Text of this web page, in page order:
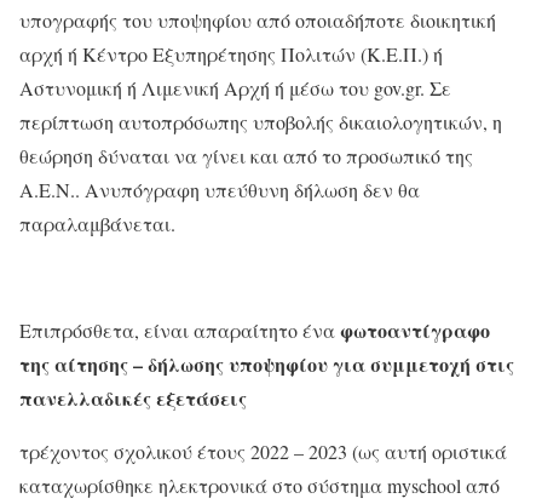
υπογραφής του υποψηφίου από οποιαδήποτε διοικητική
αρχή ή Κέντρο Εξυπηρέτησης Πολιτών (Κ.Ε.Π.) ή
Αστυνομική ή Λιμενική Αρχή ή μέσω του gov.gr. Σε
περίπτωση αυτοπρόσωπης υποβολής δικαιολογητικών, η
θεώρηση δύναται να γίνει και από το προσωπικό της
Α.Ε.Ν.. Ανυπόγραφη υπεύθυνη δήλωση δεν θα
παραλαμβάνεται.
Επιπρόσθετα, είναι απαραίτητο έναφωτοαντίγραφο
της αίτησης – δήλωσης υποψηφίουγια συμμετοχή στις
πανελλαδικές εξετάσεις
τρέχοντος σχολικού έτους 2022 – 2023 (ως αυτή οριστικά
καταχωρίσθηκε ηλεκτρονικά στο σύστημα myschool από